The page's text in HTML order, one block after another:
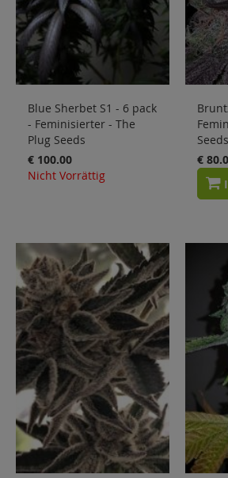
Blue Sherbet S1 - 6 pack
- Feminisierter - The
Plug Seeds
€ 100.00
Nicht Vorrättig
Seeds
€